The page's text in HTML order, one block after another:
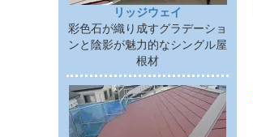
リッジウェイ
彩色石が織り成すグラデーショ
ンと陰影が魅力的なシングル屋
根材